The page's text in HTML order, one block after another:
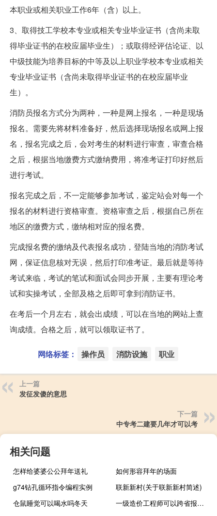
本职业或相关职业工作6年（含）以上。
3、取得技工学校本专业或相关专业毕业证书（含尚未取
得毕业证书的在校应届毕业生）；或取得经评估论证、以
中级技能为培养目标的中等及以上职业学校本专业或相关
专业毕业证书（含尚未取得毕业证书的在校应届毕业
生）。
消防员报名方式分为两种，一种是网上报名，一种是现场
报名。需要先将材料准备好，然后选择现场报名或网上报
名，报名完成之后，会对考生的材料进行审查，审查合格
之后，根据当地缴费方式缴纳费用，将准考证打印好然后
进行考试。
报名完成之后，不一定能够参加考试，鉴定站会对每一个
报名的材料进行资格审查。资格审查之后，根据自己所在
地区的缴费方式，缴纳相对应的报名费。
完成报名费的缴纳及代表报名成功，登陆当地的消防考试
网，保证信息核对无误，然后打印准考证。最后就是等待
考试来临，考试的笔试和面试会同步开展，主要有理论考
试和实操考试，全部及格之后即可拿到消防证书。
在考后一个月左右，就会出成绩，可以在当地的网站上查
询成绩。合格之后，就可以领取证书了。
网络标签： 操作员 消防设施 职业
上一篇
发征发傻的意思
下一篇
中专考二建要几年才可以考
相关问题
怎样给婆婆公公拜年送礼
如何形容拜年的场面
g74钻孔循环指令编程实例
联新新村(关于联新新村简述)
仓鼠睡觉可以喝水吗冬天
一级造价工程师可以跨省报名吗